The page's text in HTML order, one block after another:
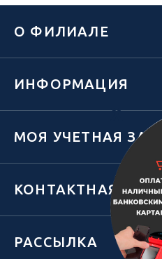
Х
О ФИЛИАЛЕ
ИНФОРМАЦИЯ
МОЯ УЧЕТНАЯ
КОНТАКТНАЯ
РАССЫЛКА